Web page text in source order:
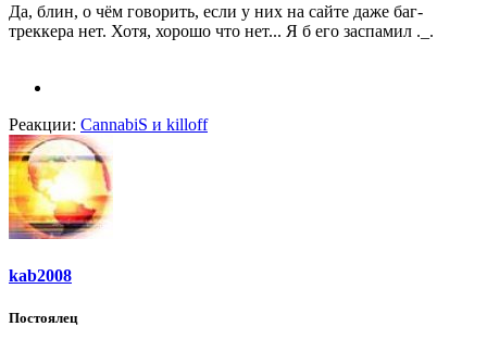
Да, блин, о чём говорить, если у них на сайте даже баг-
треккера нет. Хотя, хорошо что нет... Я б его заспамил ._.
Реакции: CannabiS и killoff
kab2008
Постоялец